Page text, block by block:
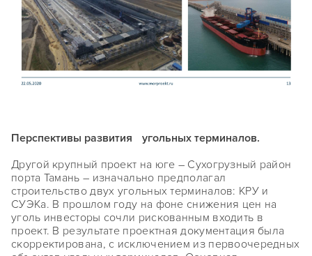
Перспективы развития угольных терминалов.
Другой крупный проект на юге – Сухогрузный район
порта Тамань – изначально предполагал
строительство двух угольных терминалов: КРУ и
СУЭКа. В прошлом году на фоне снижения цен на
уголь инвесторы сочли рискованным входить в
проект. В результате проектная документация была
скорректирована, с исключением из первоочередных